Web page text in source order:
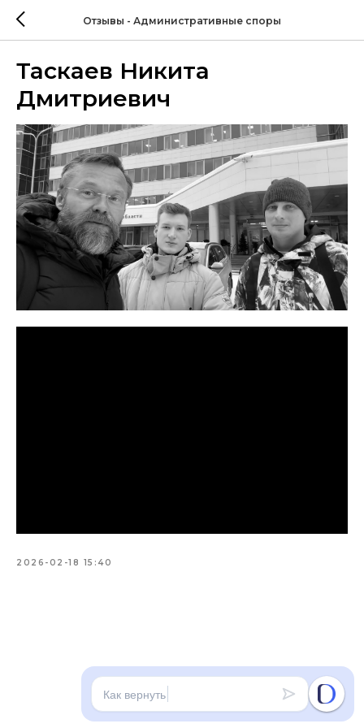
Отзывы - Административные споры
Таскаев Никита
Дмитриевич
2026-02-18 15:40